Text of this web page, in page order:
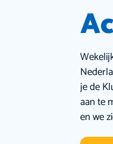
je de
aan te
en we